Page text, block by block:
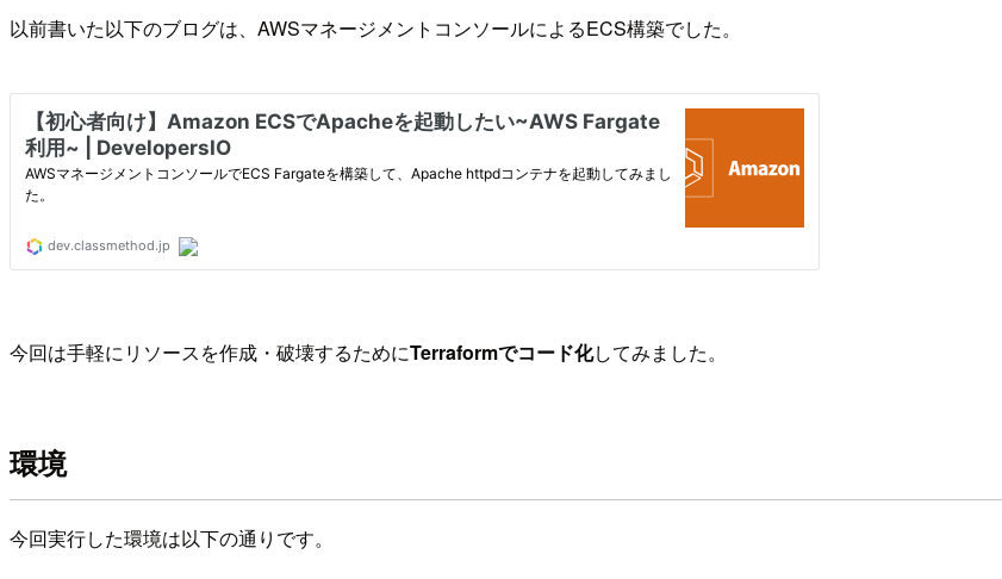
以前書いた以下のブログは、AWSマネージメントコンソールによるECS構築でした。
今回は手軽にリソースを作成・破壊するためにTerraformでコード化してみました。
環境
今回実行した環境は以下の通りです。